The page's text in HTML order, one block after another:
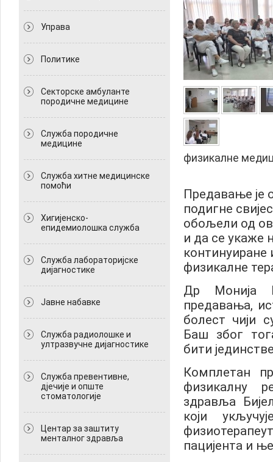
Управа
Политикe
Секторске амбуланте
породичне медицине
Служба породичне
медицине
Служба хитне медицинске
помоћи
Хигијенско-
епидемиолошка служба
Служба лабораторијске
дијагностике
Јавне набавке
Служба радиолошке и
ултразвучне дијагностике
Служба превентивне,
дјечије и опште
стоматологије
Центар за заштиту
менталног здравља
физикалне
Предавање је
подигне
обољели од
и да се укаже
континуиране
физикалне
Др Монија
предавања,
болест чији
Баш због
бити
Комплетан
физикалну
здравља
који
пацијента и